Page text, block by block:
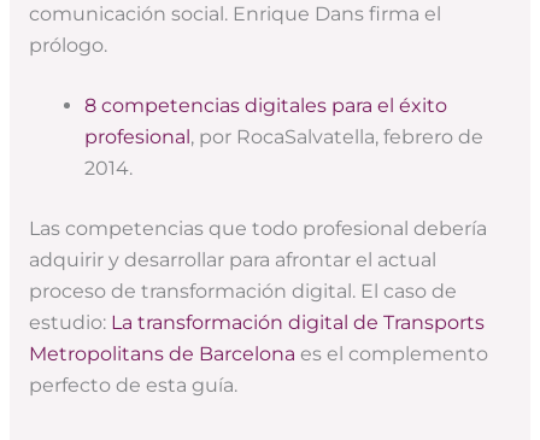
comunicación social. Enrique Dans firma el
prólogo.
8 competencias digitales para el éxito
profesional , por RocaSalvatella, febrero de
2014.
Las competencias que todo profesional debería
adquirir y desarrollar para afrontar el actual
proceso de transformación digital. El caso de
estudio: La transformación digital de Transports
Metropolitans de Barcelona es el complemento
perfecto de esta guía.